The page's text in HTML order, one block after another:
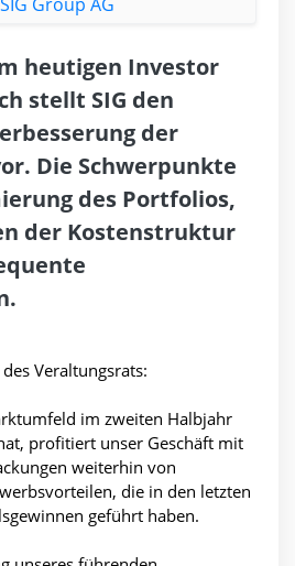
heutigen Investor
stellt SIG den
der
Die Schwerpunkte
des Portfolios,
der Kostenstruktur
Veraltungsrats:
im zweiten Halbjahr
profitiert unser Geschäft mit
weiterhin von
die in den letzten
geführt haben.